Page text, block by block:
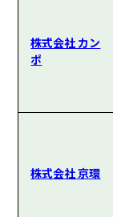
株式会社 カン
ポ
株式会社 京環